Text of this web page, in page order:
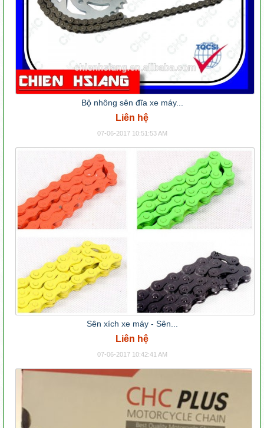
Bộ nhông sên đĩa xe máy...
Liên hệ
07-06-2017 10:51:53 AM
Sên xích xe máy - Sên...
Liên hệ
07-06-2017 10:42:41 AM